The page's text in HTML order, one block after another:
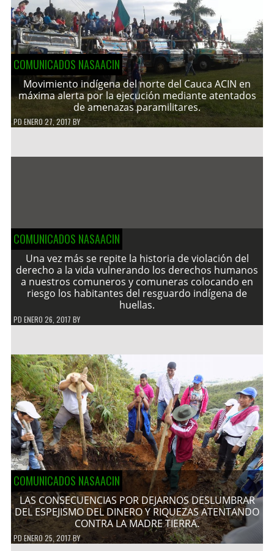
COMUNICADOS NASAACIN
Movimiento indígena del norte del Cauca ACIN en
máxima alerta por la ejecución mediante atentados
de amenazas paramilitares.
PDENERO 27, 2017 BY
COMUNICADOS NASAACIN
Una vez más se repite la historia de violación del
derecho a la vida vulnerando los derechos humanos
a nuestros comuneros y comuneras colocando en
riesgo los habitantes del resguardo indígena de
huellas.
PD ENERO 26, 2017 BY
COMUNICADOS NASAACIN
LAS CONSECUENCIAS POR DEJARNOS DESLUMBRAR
DEL ESPEJISMO DEL DINERO Y RIQUEZAS ATENTANDO
CONTRA LA MADRE TIERRA.
PDENERO 25, 2017BY